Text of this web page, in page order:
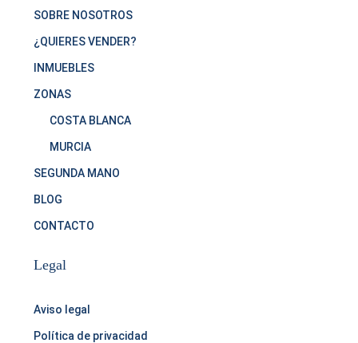
SOBRE NOSOTROS
¿QUIERES VENDER?
INMUEBLES
ZONAS
COSTA BLANCA
MURCIA
SEGUNDA MANO
BLOG
CONTACTO
Legal
Aviso legal
Política de privacidad